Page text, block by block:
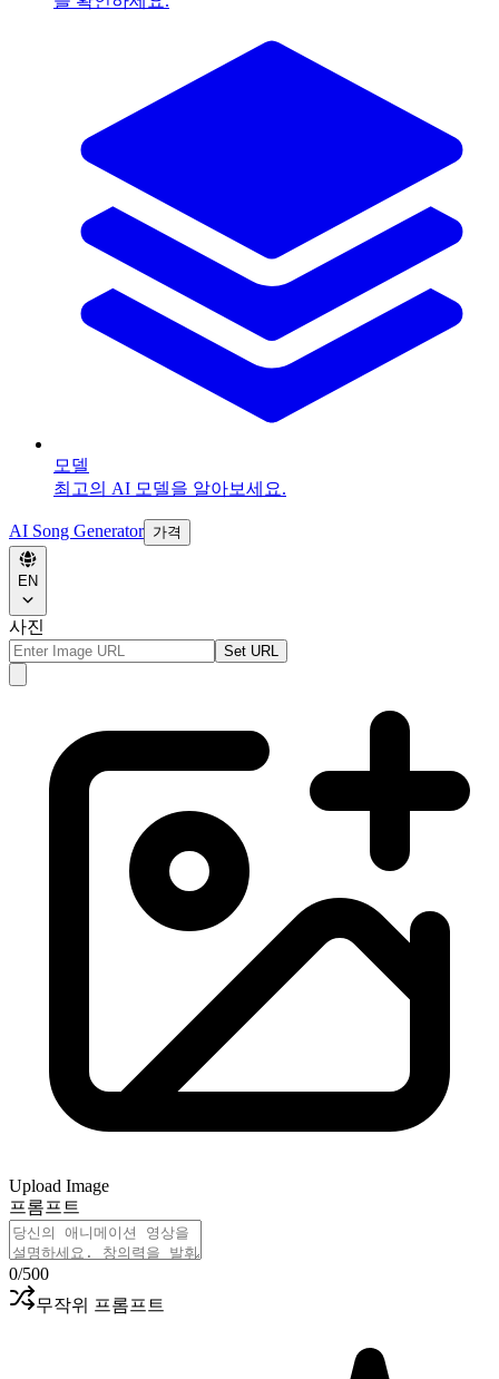
모델
최고의 AI 모델을 알아보세요.
AI Song Generator 가격
EN
사진
Set URL
Upload Image
프롬프트
0/500
무작위 프롬프트